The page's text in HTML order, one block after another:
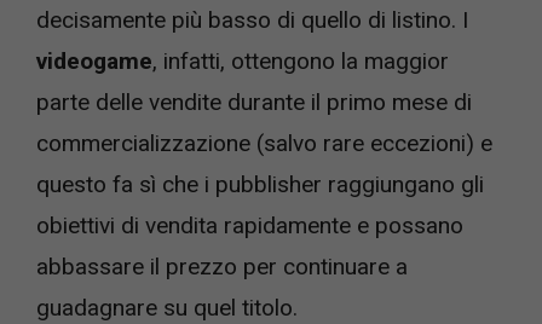
decisamente più basso di quello di listino. I
videogame, infatti, ottengono la maggior
parte delle vendite durante il primo mese di
commercializzazione (salvo rare eccezioni) e
questo fa sì che i pubblisher raggiungano gli
obiettivi di vendita rapidamente e possano
abbassare il prezzo per continuare a
guadagnare su quel titolo.